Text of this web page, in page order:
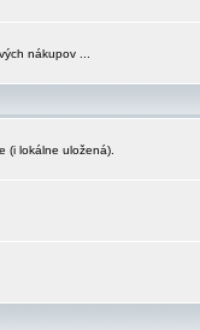
nákupov ...
(i lokálne uložená).